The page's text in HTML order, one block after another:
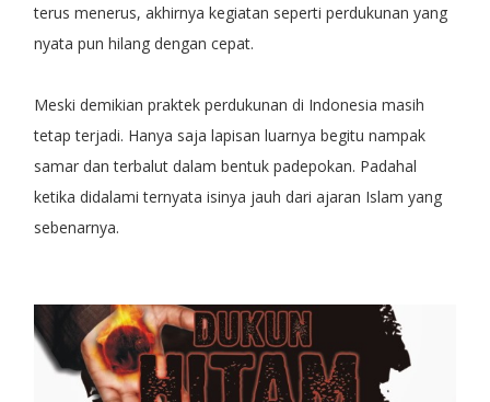
terus menerus, akhirnya kegiatan seperti perdukunan yang
nyata pun hilang dengan cepat.
Meski demikian praktek perdukunan di Indonesia masih
tetap terjadi. Hanya saja lapisan luarnya begitu nampak
samar dan terbalut dalam bentuk padepokan. Padahal
ketika didalami ternyata isinya jauh dari ajaran Islam yang
sebenarnya.